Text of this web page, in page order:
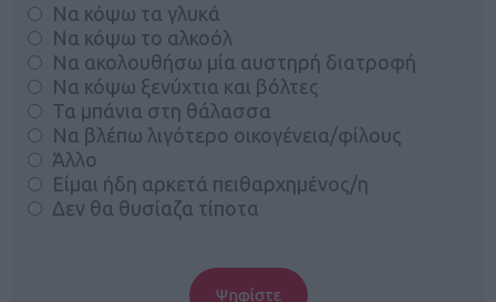
Να κόψω τα γλυκά
Να κόψω το αλκοόλ
Να ακολουθήσω μία αυστηρή διατροφή
Να κόψω ξενύχτια και βόλτες
Τα μπάνια στη θάλασσα
Να βλέπω λιγότερο οικογένεια/φίλους
Άλλο
Είμαι ήδη αρκετά πειθαρχημένος/η
Δεν θα θυσίαζα τίποτα